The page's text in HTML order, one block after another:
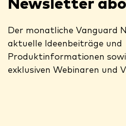
Der monatliche Vanguard
aktuelle Ideenbeiträge und
Produktinformationen
exklusiven Webinaren und